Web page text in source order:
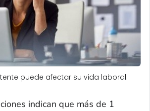
puede afectar su vida laboral.
indican que más de 1